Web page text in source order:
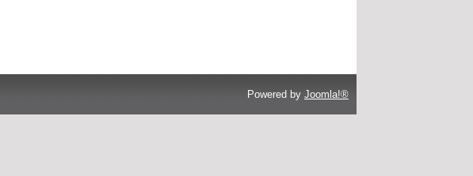
Powered by Joomla!®